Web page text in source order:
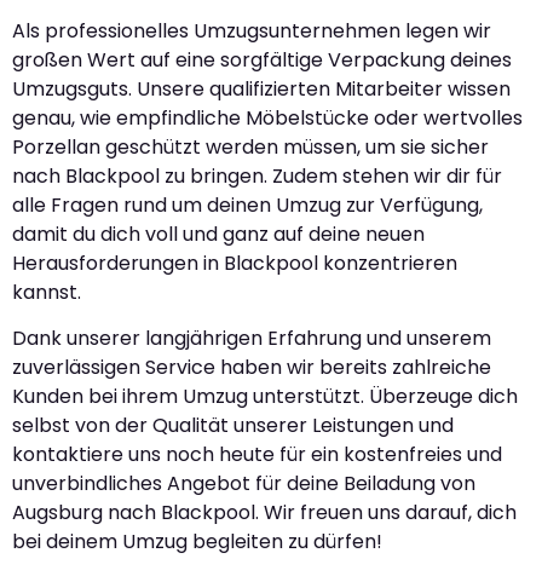
Als professionelles Umzugsunternehmen legen wir
großen Wert auf eine sorgfältige Verpackung deines
Umzugsguts. Unsere qualifizierten Mitarbeiter wissen
genau, wie empfindliche Möbelstücke oder wertvolles
Porzellan geschützt werden müssen, um sie sicher
nach Blackpool zu bringen. Zudem stehen wir dir für
alle Fragen rund um deinen Umzug zur Verfügung,
damit du dich voll und ganz auf deine neuen
Herausforderungen in Blackpool konzentrieren
kannst.
Dank unserer langjährigen Erfahrung und unserem
zuverlässigen Service haben wir bereits zahlreiche
Kunden bei ihrem Umzug unterstützt. Überzeuge dich
selbst von der Qualität unserer Leistungen und
kontaktiere uns noch heute für ein kostenfreies und
unverbindliches Angebot für deine Beiladung von
Augsburg nach Blackpool. Wir freuen uns darauf, dich
bei deinem Umzug begleiten zu dürfen!